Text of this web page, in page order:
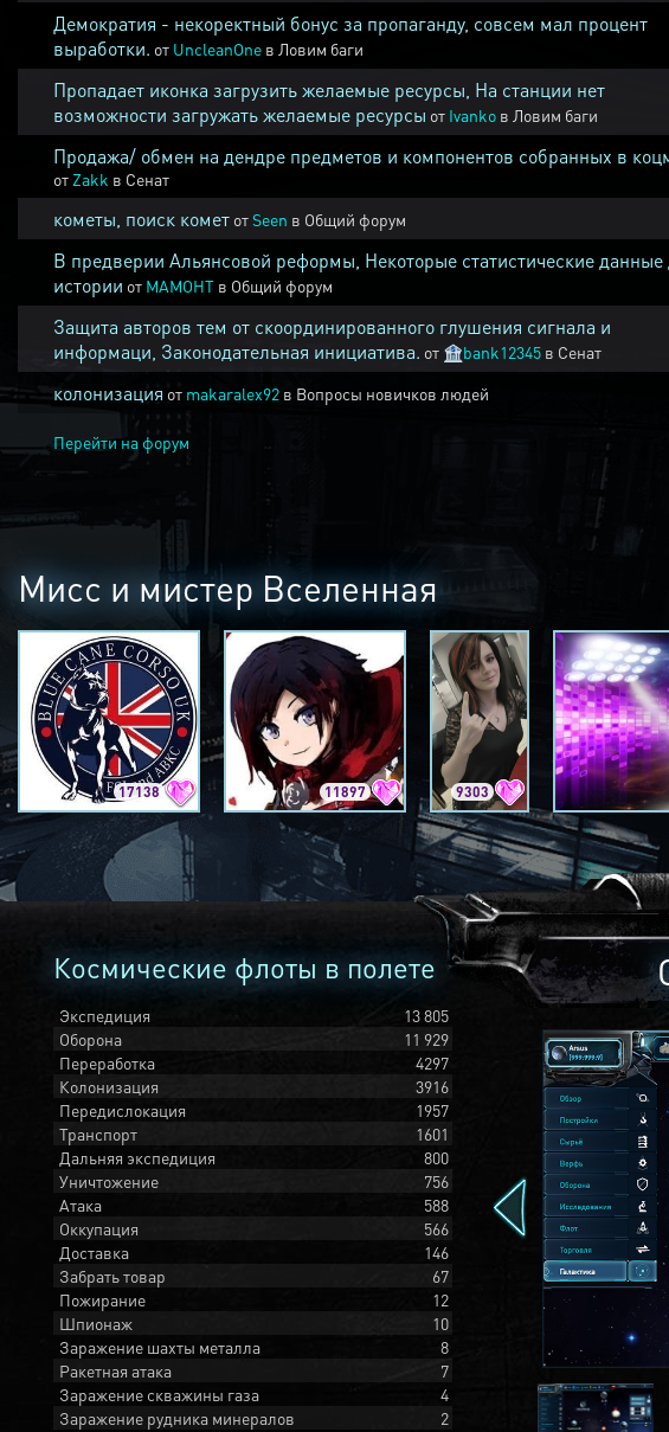
Демократия - некоректный бонус за пропаганду, совсем мал процент
выработки. от UncleanOne в Ловим баги
Пропадает иконка загрузить желаемые ресурсы, На станции нет
возможности загружать желаемые ресурсы от Ivanko в Ловим баги
Продажа/ обмен на дендре предметов и компонентов собранных в
от Zakk в Сенат
кометы, поиск комет отSeen в Общий форум
В предверии Альянсовой реформы, Некоторые статистические данные
истории от MAMOHT в Общий форум
Защита авторов тем от скоординированного глушения сигнала и
информаци, Законодательная инициатива. от 🏦bank12345 в Сенат
колонизация от makaralex92 в Вопросы новичков людей
Перейти на форум
Мисс и мистер Вселенная
17138 11897 9303
Космические флоты в полете
Экспедиция
13 805
Оборона
11 929
Переработка
4297
Колонизация
3916
Передислокация
1957
Транспорт
1601
Дальняя экспедиция
800
Уничтожение
756
Атака
588
Оккупация
566
Доставка
146
Забрать товар
67
Пожирание
12
Шпионаж
10
Заражение шахты металла
8
Ракетная атака
7
Заражение скважины газа
4
Заражение рудника минералов
2